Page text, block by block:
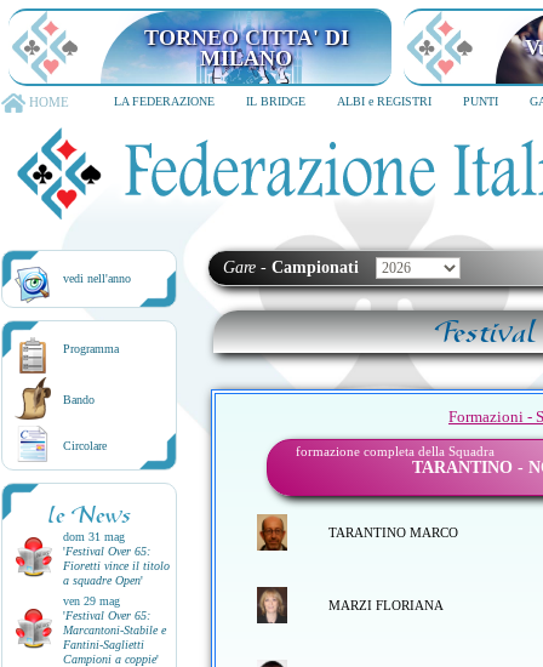
TORNEO CITTA' DI
MILANO
HOME LA FEDERAZIONE IL BRIDGE ALBI e REGISTRI PUNTI
vedi nell'anno
Programma
Bando
Circolare
le News
dom 31 mag
'Festival Over 65:
Fioretti vince il titolo
a squadre Open'
ven 29 mag
'Festival Over 65:
Marcantoni-Stabile e
Fantini-Saglietti
Campioni a coppie'
Gare - Campionati
Festival
Formazioni -
formazione completa della Squadra
TARANTINO -
TARANTINO MARCO
MARZI FLORIANA